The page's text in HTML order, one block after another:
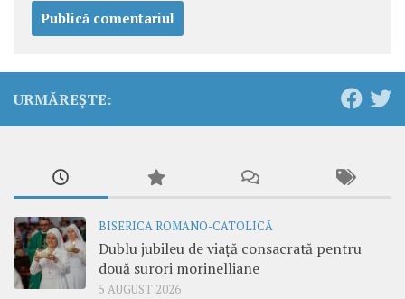
URMĂREȘTE:
BISERICA ROMANO-CATOLICĂ
Dublu jubileu de viață consacrată pentru
două surori morinelliane
5 AUGUST 2026